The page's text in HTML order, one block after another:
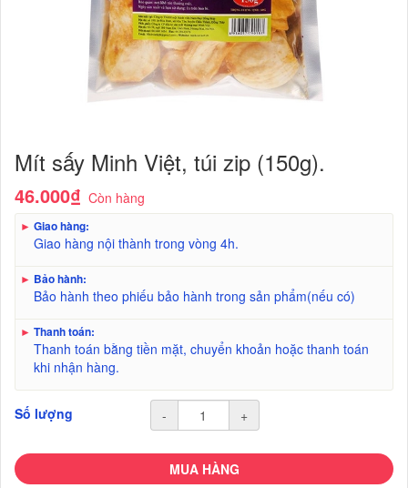
Mít sấy Minh Việt, túi zip (150g).
46.000₫ Còn hàng
► Giao hàng:
Giao hàng nội thành trong vòng 4h.
► Bảo hành:
Bảo hành theo phiếu bảo hành trong sản phẩm(nếu có)
► Thanh toán:
Thanh toán bằng tiền mặt, chuyển khoản hoặc thanh toán
khi nhận hàng.
Số lượng - +
MUA HÀNG